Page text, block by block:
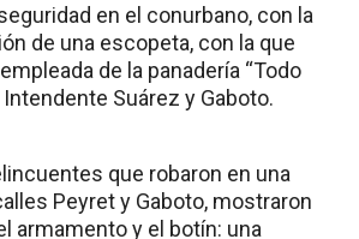
en el conurbano, con la
de una escopeta, con la que
de la panadería “Todo
Suárez y Gaboto.
que robaron en una
Peyret y Gaboto, mostraron
armamento y el botín: una